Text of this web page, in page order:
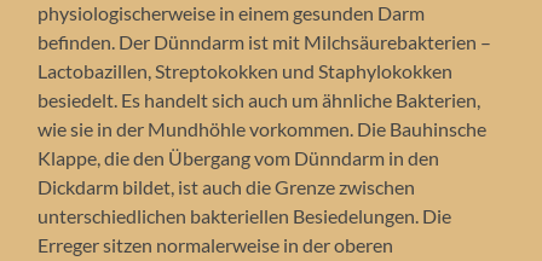
physiologischerweise in einem gesunden Darm
befinden. Der Dünndarm ist mit Milchsäurebakterien –
Lactobazillen, Streptokokken und Staphylokokken
besiedelt. Es handelt sich auch um ähnliche Bakterien,
wie sie in der Mundhöhle vorkommen. Die Bauhinsche
Klappe, die den Übergang vom Dünndarm in den
Dickdarm bildet, ist auch die Grenze zwischen
unterschiedlichen bakteriellen Besiedelungen. Die
Erreger sitzen normalerweise in der oberen